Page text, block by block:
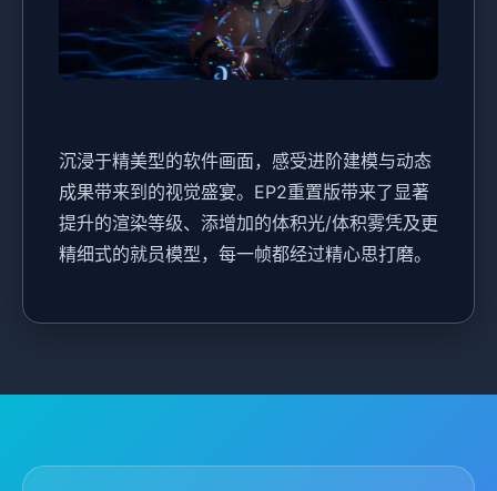
沉浸于精美型的软件画面，感受进阶建模与动态
成果带来到的视觉盛宴。EP2重置版带来了显著
提升的渲染等级、添增加的体积光/体积雾凭及更
精细式的就员模型，每一帧都经过精心思打磨。